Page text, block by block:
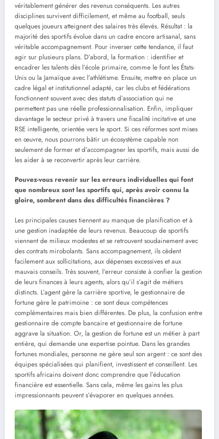
véritablement générer des revenus conséquents. Les autres
disciplines survivent difficilement, et même au football, seuls
quelques joueurs atteignent des salaires très élevés. Résultat : la
majorité des sportifs évolue dans un cadre encore artisanal, sans
véritable accompagnement. Pour inverser cette tendance, il faut
agir sur plusieurs plans. D’abord, la formation : identifier et
encadrer les talents dès l’école primaire, comme le font les États-
Unis ou la Jamaïque avec l’athlétisme. Ensuite, mettre en place un
cadre légal et institutionnel adapté, car les clubs et fédérations
fonctionnent souvent avec des statuts d’association qui ne
permettent pas une réelle professionnalisation. Enfin, impliquer
davantage le secteur privé à travers une fiscalité incitative et une
RSE intelligente, orientée vers le sport. Si ces réformes sont mises
en œuvre, nous pourrons bâtir un écosystème capable non
seulement de former et d’accompagner les sportifs, mais aussi de
les aider à se reconvertir après leur carrière.
Pouvez-vous revenir sur les erreurs individuelles qui font
que nombreux sont les sportifs qui, après avoir connu la
gloire, sombrent dans des difficultés financières ?
Les principales causes tiennent au manque de planification et à
une gestion inadaptée de leurs revenus. Beaucoup de sportifs
viennent de milieux modestes et se retrouvent soudainement avec
des contrats mirobolants. Sans accompagnement, ils cèdent
facilement aux sollicitations, aux dépenses excessives et aux
mauvais conseils. Très souvent, l’erreur consiste à confier la gestion
de leurs finances à leurs agents, alors qu’il s’agit de métiers
distincts. L’agent gère la carrière sportive, le gestionnaire de
fortune gère le patrimoine : ce sont deux compétences
complémentaires mais bien différentes. De plus, la confusion entre
gestionnaire de compte bancaire et gestionnaire de fortune
aggrave la situation. Or, la gestion de fortune est un métier à part
entière, qui demande une expertise pointue. Dans les grandes
fortunes mondiales, personne ne gère seul son argent : ce sont des
équipes spécialisées qui planifient, investissent et conseillent. Les
sportifs africains doivent donc comprendre que l’éducation
financière est essentielle. Sans cela, même les gains les plus
impressionnants peuvent s’évaporer en quelques années.